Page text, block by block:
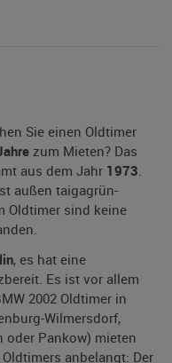
Sie einen Oldtimer
zum Mieten? Das
aus dem Jahr 1973.
außen taigagrün-
Oldtimer sind keine
, es hat eine
Es ist vor allem
2002 Oldtimer in
Wilmersdorf,
oder Pankow) mieten
anbelangt: Der